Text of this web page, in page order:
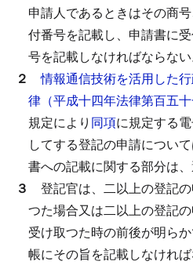
申請人であるときはその商
付番号を記載し、申請書に
号を記載しなければならない
２情報通信技術を活用した
律（平成十四年法律第百五
規定により 同項に規定する
してする登記の申請について
書への記載に関する部分は、
３ 登記官は、二以上の登記
つた場合又は二以上の登記
受け取つた時の前後が明ら
帳にその旨を記載しなければ